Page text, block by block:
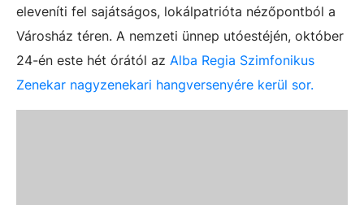
eleveníti fel sajátságos, lokálpatrióta nézőpontból a
Városház téren. A nemzeti ünnep utóestéjén, október
24-én este hét órától az Alba Regia Szimfonikus
Zenekar nagyzenekari hangversenyére kerül sor.